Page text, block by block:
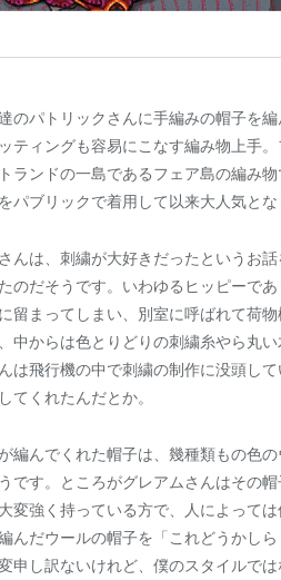
のパトリックさんに手編みの帽子を
ティングも容易にこなす編み物上手
ランドの一島であるフェア島の編み
パブリックで着用して以来大人気とな
んは、刺繍が大好きだったというお
のだそうです。いわゆるヒッピーで
留まってしまい、別室に呼ばれて荷
中からは色とりどりの刺繍糸やら丸
は飛行機の中で刺繍の制作に没頭し
てくれたんだとか。
編んでくれた帽子は、幾種類もの色
です。ところがグレアムさんはその
変強く持っている方で、人によって
んだウールの帽子を「これどうかし
申し訳ないけれど、僕のスタイルで